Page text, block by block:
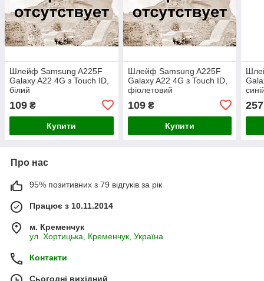
Шлейф Samsung A225F
Galaxy A22 4G з Touch ID,
білий
109 ₴
Купити
Шлейф Samsung A225F
Galaxy A22 4G з Touch ID,
фіолетовий
109₴
Купити
257
Про нас
95% позитивних з 79 відгуків за рік
Працює з 10.11.2014
м. Кременчук
ул. Хортицька, Кременчук, Україна
Контакти
Сьогодні вихідний